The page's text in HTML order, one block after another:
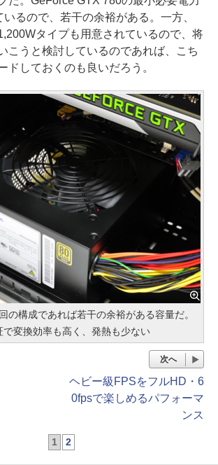
るので、若干の余裕がある。一方、
タイプも用意されているので、将
こうと検討しているのであれば、こち
ドしておくのも良いだろう。
の構成であれば若干の余裕がある容量だ。
変換効率も高く、発熱も少ない
次へ
ヘビー級FPSをフルHD・6
0fpsで楽しめるパフォーマ
ンス
1 2